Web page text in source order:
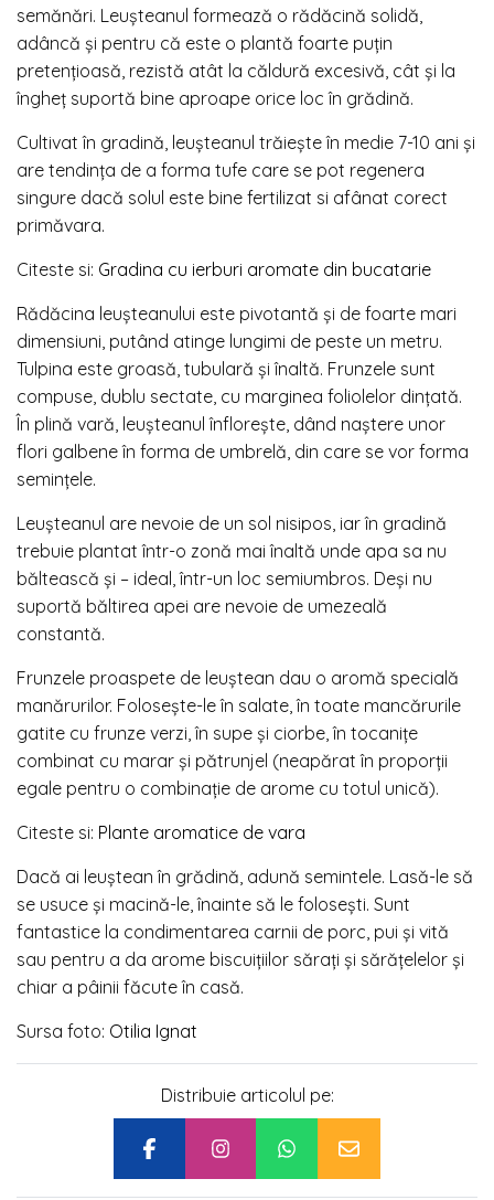
semănări. Leușteanul formează o rădăcină solidă,
adâncă și pentru că este o plantă foarte puțin
pretențioasă, rezistă atât la căldură excesivă, cât și la
îngheț suportă bine aproape orice loc în grădină.
Cultivat în gradină, leușteanul trăiește în medie 7-10 ani și
are tendința de a forma tufe care se pot regenera
singure dacă solul este bine fertilizat si afânat corect
primăvara.
Citeste si: Gradina cu ierburi aromate din bucatarie
Rădăcina leușteanului este pivotantă și de foarte mari
dimensiuni, putând atinge lungimi de peste un metru.
Tulpina este groasă, tubulară și înaltă. Frunzele sunt
compuse, dublu sectate, cu marginea foliolelor dințată.
În plină vară, leușteanul înflorește, dând naștere unor
flori galbene în forma de umbrelă, din care se vor forma
semințele.
Leușteanul are nevoie de un sol nisipos, iar în gradină
trebuie plantat într-o zonă mai înaltă unde apa sa nu
băltească și – ideal, într-un loc semiumbros. Deși nu
suportă băltirea apei are nevoie de umezeală
constantă.
Frunzele proaspete de leuștean dau o aromă specială
manărurilor. Folosește-le în salate, în toate mancărurile
gatite cu frunze verzi, în supe și ciorbe, în tocanițe
combinat cu marar și pătrunjel (neapărat în proporții
egale pentru o combinație de arome cu totul unică).
Citeste si: Plante aromatice de vara
Dacă ai leuștean în grădină, adună semintele. Lasă-le să
se usuce și macină-le, înainte să le folosești. Sunt
fantastice la condimentarea carnii de porc, pui și vită
sau pentru a da arome biscuițiilor sărați și sărățelelor și
chiar a pâinii făcute în casă.
Sursa foto: Otilia Ignat
Distribuie articolul pe: